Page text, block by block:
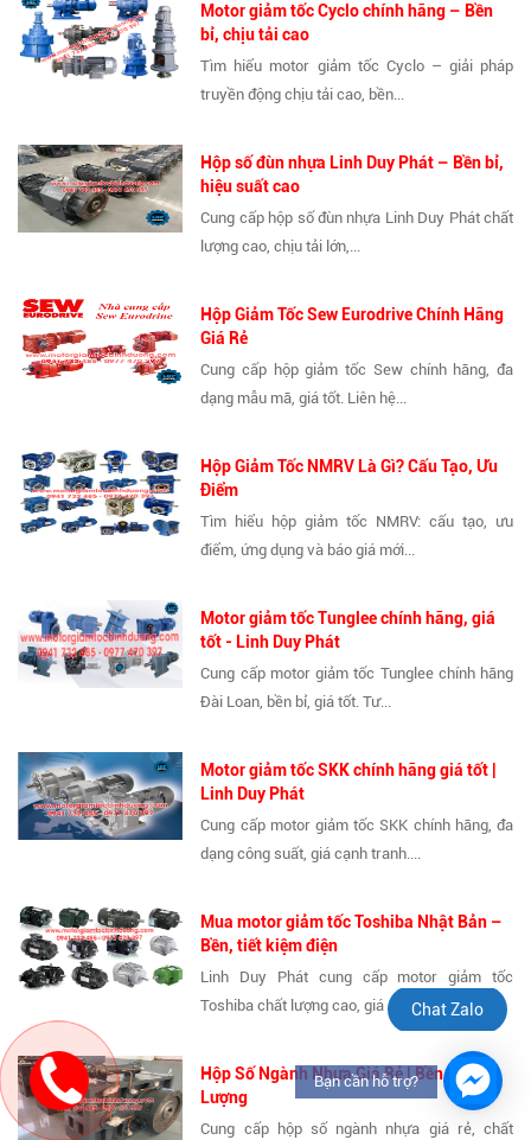
Motor giảm tốc Cyclo chính hãng – Bền
bỉ, chịu tải cao
Tìm hiểu motor giảm tốc Cyclo – giải pháp
truyền động chịu tải cao, bền...
Hộp số đùn nhựa Linh Duy Phát – Bền bỉ,
hiệu suất cao
Cung cấp hộp số đùn nhựa Linh Duy Phát chất
lượng cao, chịu tải lớn,...
Hộp Giảm Tốc Sew Eurodrive Chính Hãng
Giá Rẻ
Cung cấp hộp giảm tốc Sew chính hãng, đa
dạng mẫu mã, giá tốt. Liên hệ...
Hộp Giảm Tốc NMRV Là Gì? Cấu Tạo, Ưu
Điểm
Tìm hiểu hộp giảm tốc NMRV: cấu tạo, ưu
điểm, ứng dụng và báo giá mới...
Motor giảm tốc Tunglee chính hãng, giá
tốt - Linh Duy Phát
Cung cấp motor giảm tốc Tunglee chính hãng
Đài Loan, bền bỉ, giá tốt. Tư...
Motor giảm tốc SKK chính hãng giá tốt |
Linh Duy Phát
Cung cấp motor giảm tốc SKK chính hãng, đa
dạng công suất, giá cạnh tranh....
Mua motor giảm tốc Toshiba Nhật Bản –
Bền, tiết kiệm điện
Linh Duy Phát cung cấp motor giảm tốc
Toshiba chất lượng cao, giá cạnh tranh,...
Hộp Số Ngành Nhựa Giá Rẻ | Bền, Chất
Lượng
Cung cấp hộp số ngành nhựa giá rẻ, chất
Chat Zalo
Bạn cần hỗ trợ?